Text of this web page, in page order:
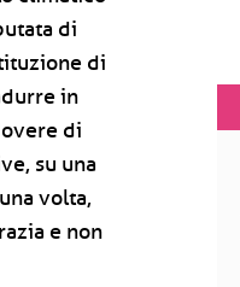
di
di
in
di
su una
volta,
e non